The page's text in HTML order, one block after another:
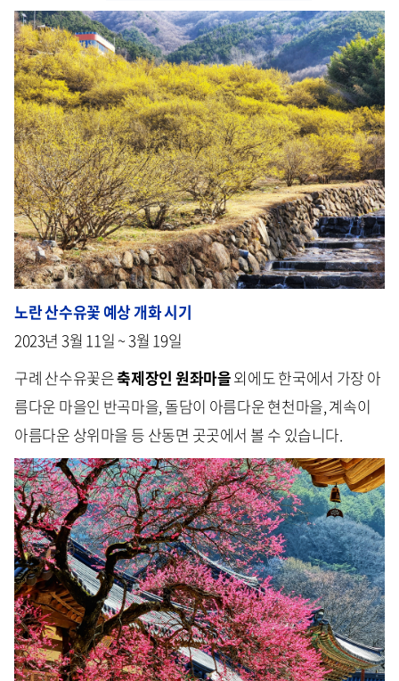
노란 산수유꽃 예상 개화 시기
2023년 3월 11일 ~ 3월 19일
구례 산수유꽃은축제장인 원좌마을외에도 한국에서 가장 아
름다운 마을인 반곡마을, 돌담이 아름다운 현천마을, 계속이
아름다운 상위마을 등 산동면 곳곳에서 볼 수 있습니다.